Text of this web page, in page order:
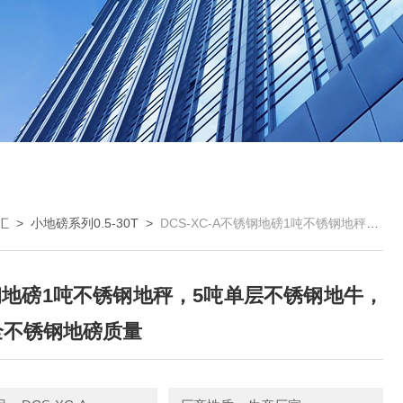
>小地磅系列0.5-30T > DCS-XC-A不锈钢地磅1吨不锈钢地秤，5吨单层不锈钢地牛，10吨全不锈钢地磅质量
磅1吨不锈钢地秤，5吨单层不锈钢地牛，
锈钢地磅质量